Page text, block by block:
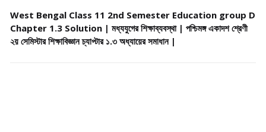
West Bengal Class 11 2nd Semester Education group D
Chapter 1.3 Solution | মধ্যযুগের শিক্ষাব্যবস্থা | পশ্চিমঙ্গ একাদশ শ্রেণী
২য় সেমিস্টার শিক্ষাবিজ্ঞান চ্যাপ্টার ১.৩ অধ্যায়ের সমাধান |